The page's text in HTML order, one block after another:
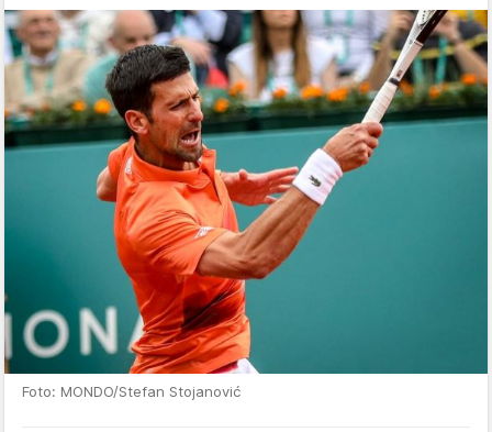
Foto: MONDO/Stefan Stojanović